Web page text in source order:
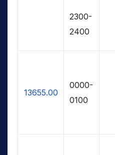
2300-
2400
13655.00
0000-
0100